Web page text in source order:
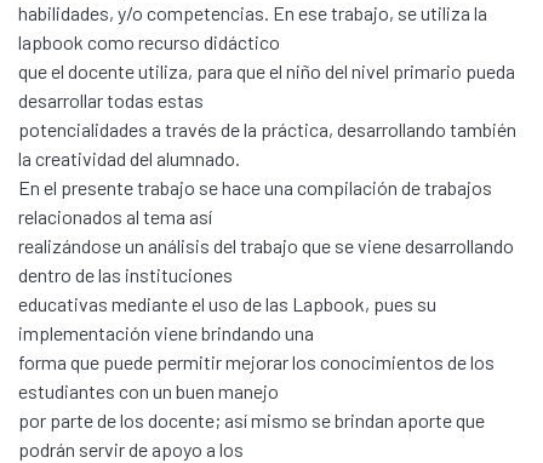
habilidades, y/o competencias. En ese trabajo, se utiliza la
lapbook como recurso didáctico
que el docente utiliza, para que el niño del nivel primario pueda
desarrollar todas estas
potencialidades a través de la práctica, desarrollando también
la creatividad del alumnado.
En el presente trabajo se hace una compilación de trabajos
relacionados al tema así
realizándose un análisis del trabajo que se viene desarrollando
dentro de las instituciones
educativas mediante el uso de las Lapbook, pues su
implementación viene brindando una
forma que puede permitir mejorar los conocimientos de los
estudiantes con un buen manejo
por parte de los docente; así mismo se brindan aporte que
podrán servir de apoyo a los